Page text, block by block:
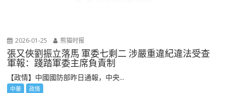
2026-01-25 熊猫时报
張又俠劉振立落馬 軍委七剩二 涉嚴重違紀違法受查
軍報：踐踏軍委主席負責制
【政情】中國國防部昨日通報，中央...
中華 政情